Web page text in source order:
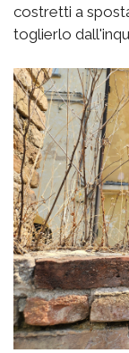
costretti a
toglierlo